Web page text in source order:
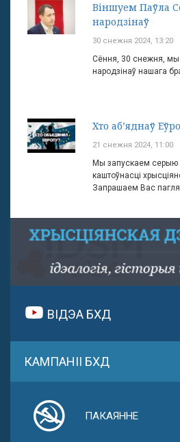
Віншуем Паўла
народзінаў
30 снежня 2024, 13:20
Сёння, 30 снежня,
народзінаў нашага
Хто аб’яднаў
21 снежня 2024, 11:00
Мы запускаем серыю
каштоўнасці
Запрашаем Вас
ВІДЭА БХД
КАМПАНІІ БХД
ПАКАЯННЕ